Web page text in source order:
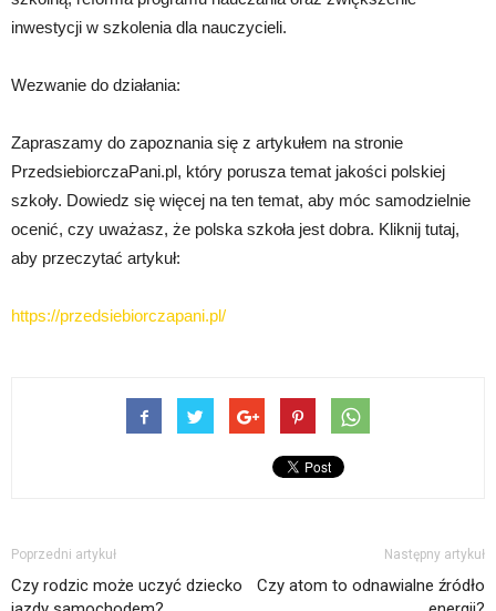
inwestycji w szkolenia dla nauczycieli.
Wezwanie do działania:
Zapraszamy do zapoznania się z artykułem na stronie
PrzedsiebiorczaPani.pl, który porusza temat jakości polskiej
szkoły. Dowiedz się więcej na ten temat, aby móc samodzielnie
ocenić, czy uważasz, że polska szkoła jest dobra. Kliknij tutaj,
aby przeczytać artykuł:
https://przedsiebiorczapani.pl/
Poprzedni artykuł
Czy rodzic może uczyć dziecko
Następny artykuł
Czy atom to odnawialne źródło